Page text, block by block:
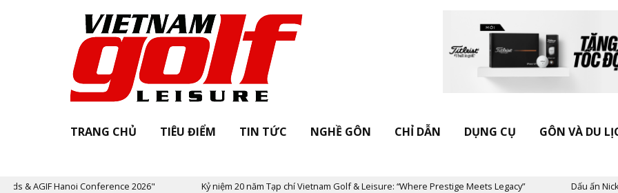
TRANG CHỦ TIÊU ĐIỂM TIN TỨC NGHỀ GÔN CHỈ DẪN DỤNG CỤ GÔN VÀ DU
2026" Kỷ niệm 20 năm Tạp chí Vietnam Golf & Leisure: “Where Prestige Meets Legacy” Dấu ấn Nicklaus Design tại Việt